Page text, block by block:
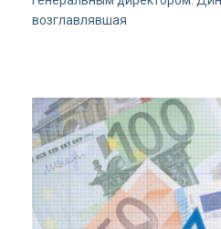
возглавлявшая